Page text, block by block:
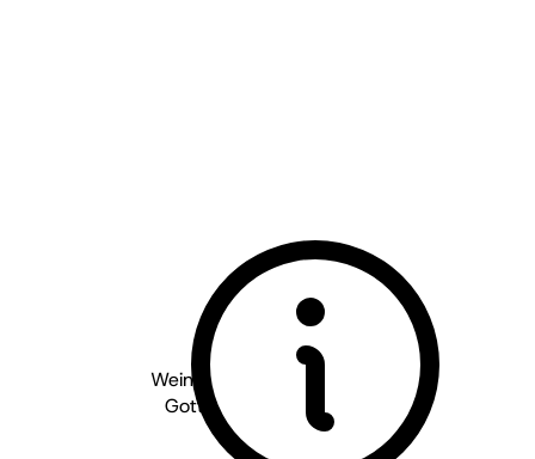
Weingut Wöhrle - Baden
2023
Gottsacker Chardonnay GG
trocken
BIO